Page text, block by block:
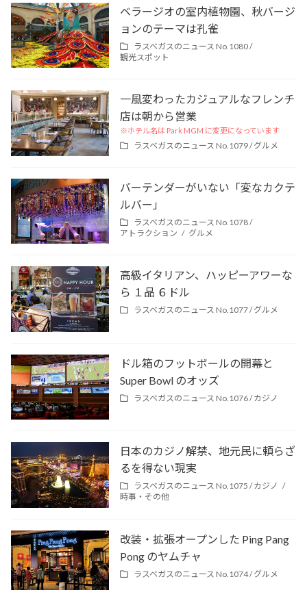
ベラージオの室内植物園、秋バージ
ョンのテーマは孔雀
ラスベガスのニュース No.1080 /
観光スポット
一風変わったカジュアルなフレンチ
店は朝から営業
※ホテル名は Park MGM に変更になっています
ラスベガスのニュース No.1079 /グルメ
バーテンダーがいない「変なカクテ
ルバー」
ラスベガスのニュース No.1078 /
アトラクション
グルメ
高級イタリアン、ハッピーアワーな
ら １品 ６ドル
ラスベガスのニュース No.1077 /グルメ
ドル箱のフットボールの開幕と
Super Bowl のオッズ
ラスベガスのニュース No.1076 /カジノ
日本のカジノ解禁、地元民に頼らざ
るを得ない現実
ラスベガスのニュース No.1075 /カジノ
時事・その他
改装・拡張オープンした Ping Pang
Pong のヤムチャ
ラスベガスのニュース No.1074 /グルメ